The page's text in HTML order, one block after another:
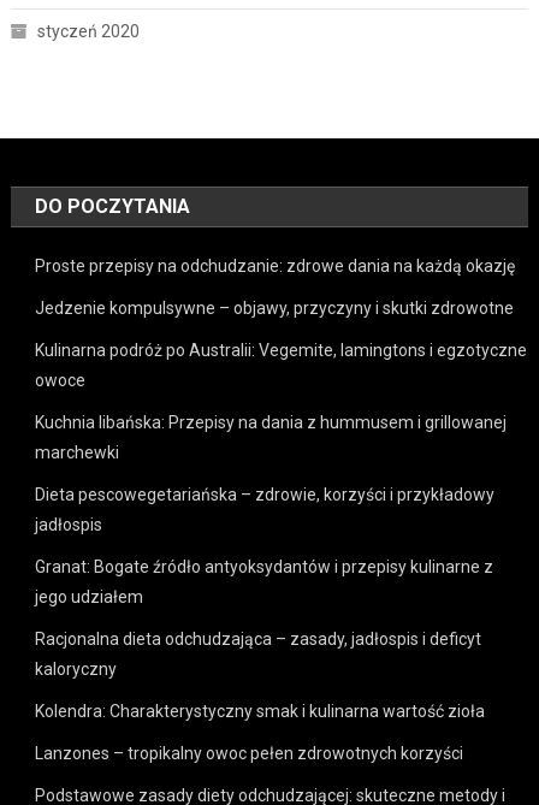
styczeń 2020
DO POCZYTANIA
Proste przepisy na odchudzanie: zdrowe dania na każdą okazję
Jedzenie kompulsywne – objawy, przyczyny i skutki zdrowotne
Kulinarna podróż po Australii: Vegemite, lamingtons i egzotyczne
owoce
Kuchnia libańska: Przepisy na dania z hummusem i grillowanej
marchewki
Dieta pescowegetariańska – zdrowie, korzyści i przykładowy
jadłospis
Granat: Bogate źródło antyoksydantów i przepisy kulinarne z
jego udziałem
Racjonalna dieta odchudzająca – zasady, jadłospis i deficyt
kaloryczny
Kolendra: Charakterystyczny smak i kulinarna wartość zioła
Lanzones – tropikalny owoc pełen zdrowotnych korzyści
Podstawowe zasady diety odchudzającej: skuteczne metody i